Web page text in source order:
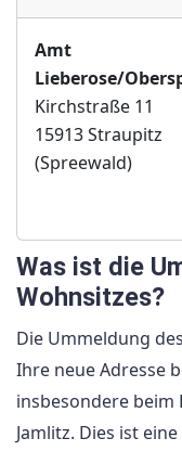
Amt
Lieberose/
Kirchstraße 11
15913 Straupitz
(Spreewald)
Was ist die
Wohnsitzes?
Die Ummeldung
Ihre neue Adresse
insbesondere
Jamlitz. Dies ist